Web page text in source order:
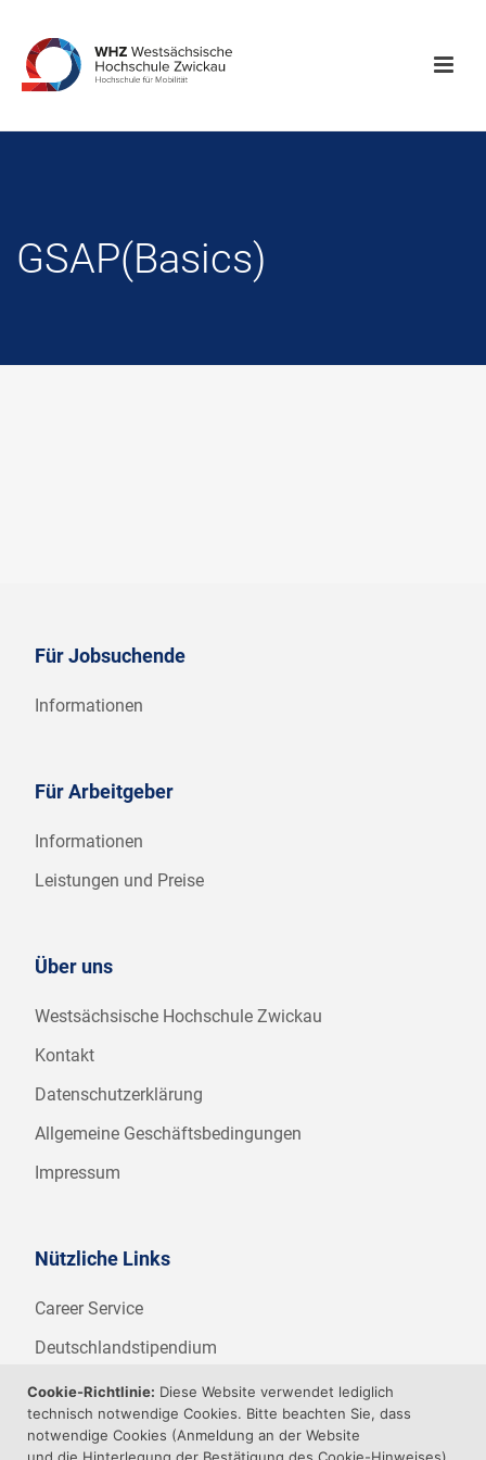
GSAP(Basics)
Für Jobsuchende
Informationen
Für Arbeitgeber
Informationen
Leistungen und Preise
Über uns
Westsächsische Hochschule Zwickau
Kontakt
Datenschutzerklärung
Allgemeine Geschäftsbedingungen
Impressum
Nützliche Links
Career Service
Deutschlandstipendium
WHZ Firmenstipendium
Weitere Angebote der WHZ
Cookie-Richtlinie: Diese Website verwendet lediglich
technisch notwendige Cookies. Bitte beachten Sie, dass
notwendige Cookies (Anmeldung an der Website